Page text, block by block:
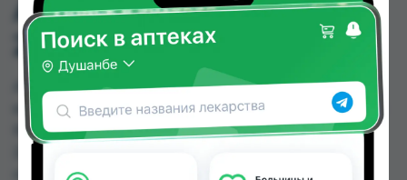
АМОКСИЦИЛЛИН ТБ
250МГ №20 РОССИЯ
АМОКСИЦИЛЛИН ТБ 250МГ №20 РОССИЯ
можно купить или заказать в аптеках, Абубакри
Карим, АЗИЗ ВАКО , Алишер-К, Амирӣ, Аптека +
от 5.39 TJS до 15.00 TJS в Душанбе и других